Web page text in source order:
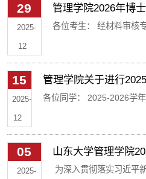
录“山东大学研究生管理
https://sduyjs.sdu....
工作规范有序推进，现将
提交 （一）申请时间
学研究生管理信息系统”（
https://sduyjs.sdu.edu.cn/
29
2025-
12
管理学院2026年博
名单公示
各位考生： 经材料审核
材料审核未通过者不再
邮件、加入QQ群以接收
15:00前在报名系统中确
示电话：0531-
研究生教育中心2025年
15
2025-
12
管理学院关于进行
究生转博资格考试的
各位同学： 2025-2026学
〔2020〕70号）进行，已
考试并通过的同学可以申
2025-2026学年硕博连读
05
2025-
山东大学管理学院
招收博士研究生实
为深入贯彻落实习近平